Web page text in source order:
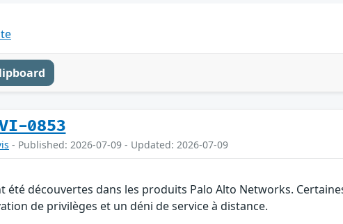
0853
- Published: 2026-07-09 - Updated: 2026-07-09
été découvertes dans les produits Palo Alto Networks.
de privilèges et un déni de service à distance.